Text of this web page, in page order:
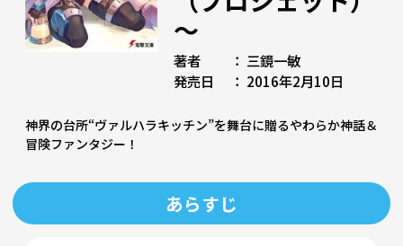
～
著者 ： 三鏡一敏
発売日 ： 2016年2月10日
神界の台所“ヴァルハラキッチン”を舞台に贈るやわらか神話＆
冒険ファンタジー！
あらすじ